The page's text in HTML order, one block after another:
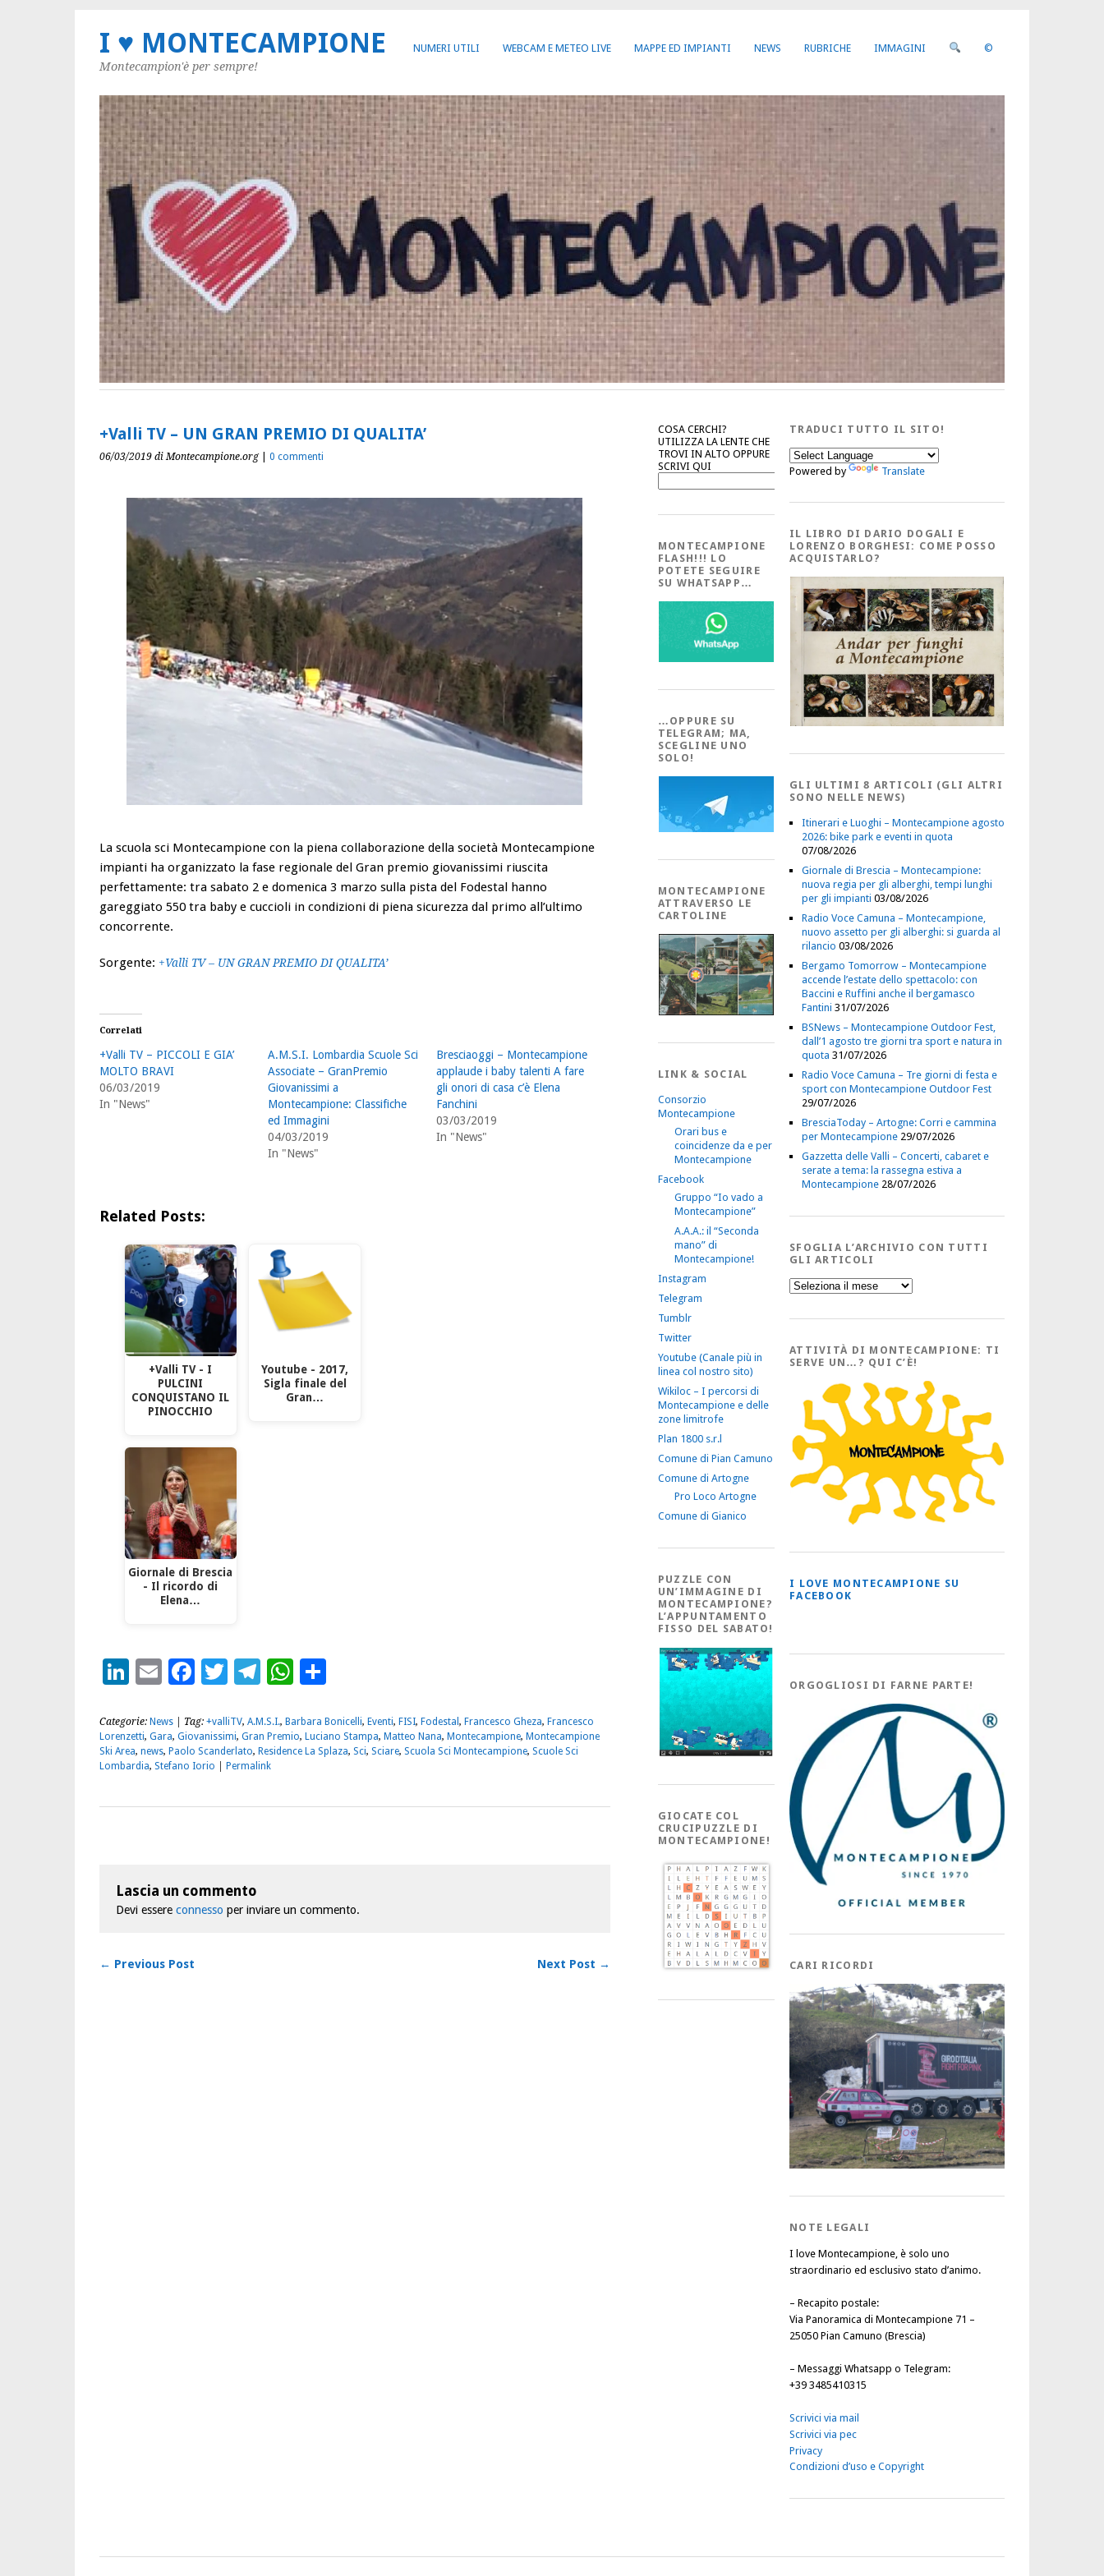
NUMERI UTILI WEBCAM E METEO LIVE MAPPE ED IMPIANTI NEWS RUBRICHE IMMAGINI ©
I ♥ MONTECAMPIONE
Montecampion'è per sempre!
+Valli TV – UN GRAN PREMIO DI QUALITA’
06/03/2019 di Montecampione.org| 0 commenti
La scuola sci Montecampione con la piena collaborazione della società Montecampione
impianti ha organizzato la fase regionale del Gran premio giovanissimi riuscita
perfettamente: tra sabato 2 e domenica 3 marzo sulla pista del Fodestal hanno
gareggiato 550 tra baby e cuccioli in condizioni di piena sicurezza dal primo all’ultimo
concorrente.
Sorgente: +Valli TV – UN GRAN PREMIO DI QUALITA’
Correlati
+Valli TV – PICCOLI E GIA’
MOLTO BRAVI
06/03/2019
In "News"
A.M.S.I. Lombardia Scuole Sci
Associate – GranPremio
Giovanissimi a
Montecampione: Classifiche
ed Immagini
04/03/2019
In "News"
Bresciaoggi – Montecampione
applaude i baby talenti A fare
gli onori di casa c’è Elena
Fanchini
03/03/2019
In "News"
Related Posts:
+Valli TV - I
PULCINI
CONQUISTANO IL
PINOCCHIO
Giornale di Brescia
- Il ricordo di
Elena…
Youtube - 2017,
Sigla finale del
Gran…
LinkedIn
EmailFacebook
Twitter
Telegram
WhatsApp
Categorie: News | Tag: +valliTV, A.M.S.I., Barbara Bonicelli, Eventi, FISI, Fodestal , Francesco Gheza, Francesco
Lorenzetti, Gara, Giovanissimi, Gran Premio, Luciano Stampa, Matteo Nana, Montecampione, Montecampione
Ski Area, news, Paolo Scanderlato, Residence La Splaza, Sci, Sciare, Scuola Sci Montecampione, Scuole Sci
Lombardia, Stefano Iorio Permalink
Lascia un commento
Devi essere connesso per inviare un commento.
← Previous Post Next Post →
COSA CERCHI?
UTILIZZA LA LENTE CHE
TROVI IN ALTO OPPURE
SCRIVI QUI
Cerca
MONTECAMPIONE
FLASH!!! LO
POTETE SEGUIRE
SU WHATSAPP…
…OPPURE SU
TELEGRAM; MA,
SCEGLINE UNO
SOLO!
MONTECAMPIONE
ATTRAVERSO LE
CARTOLINE
LINK & SOCIAL
Consorzio
Montecampione
Orari bus e
coincidenze da e per
Montecampione
Facebook
Gruppo “Io vado a
Montecampione”
A.A.A.: il “Seconda
mano” di
Montecampione!
Instagram
Telegram
Tumblr
Twitter
Youtube (Canale più in
linea col nostro sito)
Wikiloc – I percorsi di
Montecampione e delle
zone limitrofe
Plan 1800 s.r.l
Comune di Pian Camuno
Comune di Artogne
Pro Loco Artogne
Comune di Gianico
PUZZLE CON
UN’IMMAGINE DI
MONTECAMPIONE?
L’APPUNTAMENTO
FISSO DEL SABATO!
GIOCATE COL
CRUCIPUZZLE DI
MONTECAMPIONE!
TRADUCI TUTTO IL SITO!
Powered by Translate
IL LIBRO DI DARIO DOGALI E
LORENZO BORGHESI: COME POSSO
ACQUISTARLO?
GLI ULTIMI 8 ARTICOLI (GLI ALTRI
SONO NELLE NEWS)
Itinerari e Luoghi – Montecampione agosto
2026: bike park e eventi in quota
07/08/2026
Giornale di Brescia – Montecampione:
nuova regia per gli alberghi, tempi lunghi
per gli impianti 03/08/2026
Radio Voce Camuna – Montecampione,
nuovo assetto per gli alberghi: si guarda al
rilancio 03/08/2026
Bergamo Tomorrow – Montecampione
accende l’estate dello spettacolo: con
Baccini e Ruffini anche il bergamasco
Fantini 31/07/2026
BSNews – Montecampione Outdoor Fest,
dall’1 agosto tre giorni tra sport e natura in
quota 31/07/2026
Radio Voce Camuna – Tre giorni di festa e
sport con Montecampione Outdoor Fest
29/07/2026
BresciaToday – Artogne: Corri e cammina
per Montecampione 29/07/2026
Gazzetta delle Valli – Concerti, cabaret e
serate a tema: la rassegna estiva a
Montecampione 28/07/2026
SFOGLIA L’ARCHIVIO CON TUTTI
GLI ARTICOLI
Sfoglia
l’Archivio
tutti
Articoli
ATTIVITÀ DI MONTECAMPIONE: TI
SERVE UN…? QUI C’È!
I LOVE MONTECAMPIONE SU
FACEBOOK
ORGOGLIOSI DI FARNE PARTE!
CARI RICORDI
NOTE LEGALI
I love Montecampione, è solo uno
straordinario ed esclusivo stato d’animo.
– Recapito postale:
Via Panoramica di Montecampione 71 –
25050 Pian Camuno (Brescia)
– Messaggi Whatsapp o Telegram:
+39 3485410315
Scrivici via mail
Scrivici via pec
Privacy
Condizioni d’uso e Copyright